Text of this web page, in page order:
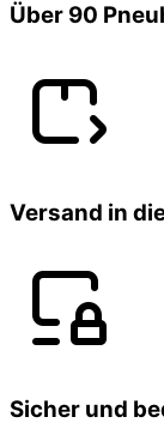
Über 90
Versand in
Sicher und